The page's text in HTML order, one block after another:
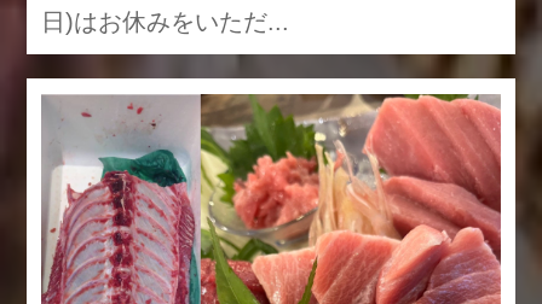
日)はお休みをいただ...